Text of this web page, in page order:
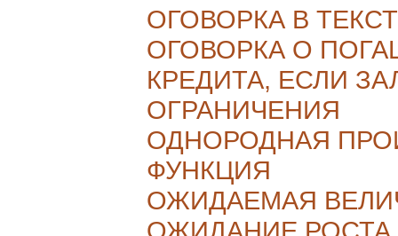
ОГОВОРКА В
ОГОВОРКА О
КРЕДИТА, ЕСЛИ
ОГРАНИЧЕНИЯ
ОДНОРОДНАЯ
ФУНКЦИЯ
ОЖИДАЕМАЯ